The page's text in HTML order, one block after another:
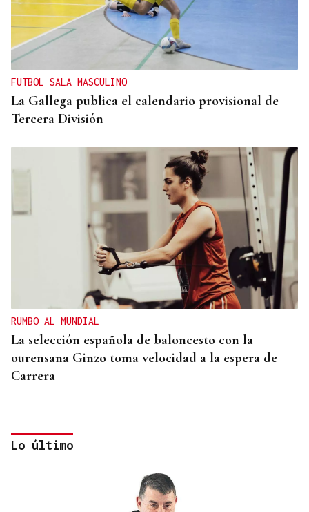
FUTBOL SALA MASCULINO
La Gallega publica el calendario provisional de
Tercera División
RUMBO AL MUNDIAL
La selección española de baloncesto con la
ourensana Ginzo toma velocidad a la espera de
Carrera
Lo último